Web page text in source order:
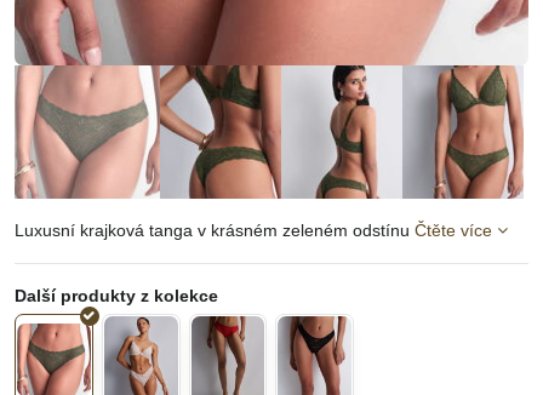
Luxusní krajková tanga v krásném zeleném odstínu Čtěte více